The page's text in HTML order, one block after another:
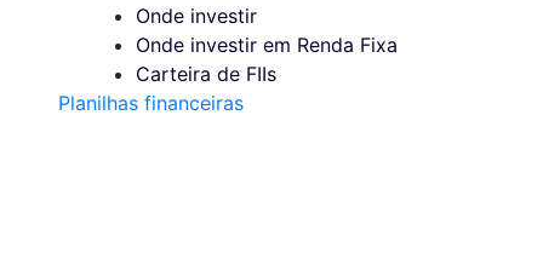
Onde investir
Onde investir em Renda Fixa
Carteira de FIIs
Planilhas financeiras